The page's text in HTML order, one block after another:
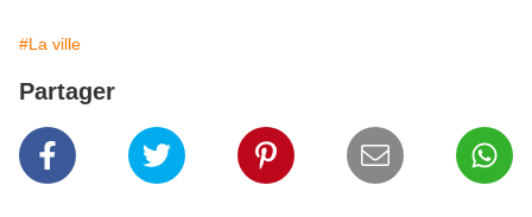
#La ville
Partager